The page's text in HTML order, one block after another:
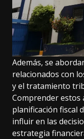
Además, se
relacionados con
y el tratamiento
Comprender estos
planificación fiscal
influir en las
estrategia